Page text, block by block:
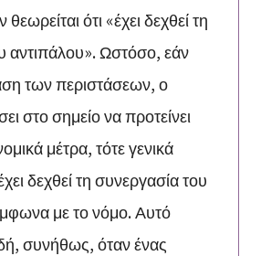
ότι «έχει δεχθεί τη
αντιπάλου». Ωστόσο, εάν
των περιστάσεων, ο
στο σημείο να προτείνει
μέτρα, τότε γενικά
δεχθεί τη συνεργασία του
με το νόμο. Αυτό
συνήθως, όταν ένας